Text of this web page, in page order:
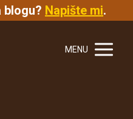
blogu? Napište mi.
MENU